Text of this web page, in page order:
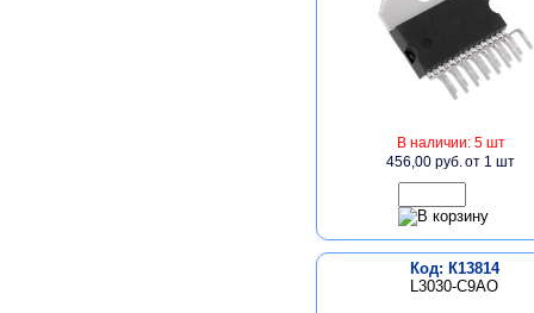
В наличии: 5 шт
456,00 руб.от 1 шт
Код: К13814
L3030-C9AO